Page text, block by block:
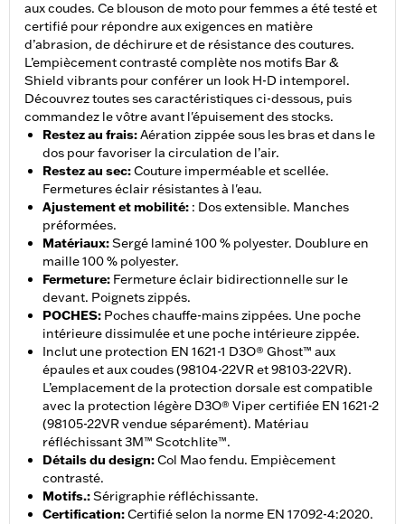
aux coudes. Ce blouson de moto pour femmes a été testé et
certifié pour répondre aux exigences en matière
d’abrasion, de déchirure et de résistance des coutures.
L’empiècement contrasté complète nos motifs Bar &
Shield vibrants pour conférer un look H-D intemporel.
Découvrez toutes ses caractéristiques ci-dessous, puis
commandez le vôtre avant l'épuisement des stocks.
Restez au frais:Aération zippée sous les bras et dans le
dos pour favoriser la circulation de l’air.
Restez au sec:Couture imperméable et scellée.
Fermetures éclair résistantes à l'eau.
Ajustement et mobilité: : Dos extensible. Manches
préformées.
Matériaux:Sergé laminé 100 % polyester. Doublure en
maille 100 % polyester.
Fermeture: Fermeture éclair bidirectionnelle sur le
devant. Poignets zippés.
POCHES: Poches chauffe-mains zippées. Une poche
intérieure dissimulée et une poche intérieure zippée.
Inclut une protection EN 1621-1 D3O® Ghost™ aux
épaules et aux coudes (98104-22VR et 98103-22VR).
L’emplacement de la protection dorsale est compatible
avec la protection légère D3O® Viper certifiée EN 1621-2
(98105-22VR vendue séparément). Matériau
réfléchissant 3M™ Scotchlite™.
Détails du design:Col Mao fendu. Empiècement
contrasté.
Motifs.:Sérigraphie réfléchissante.
Certification:Certifié selon la norme EN 17092-4:2020.